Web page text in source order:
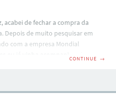
de fechar a compra da
Depois de muito pesquisar em
com a empresa Mondial
CONTINUE →